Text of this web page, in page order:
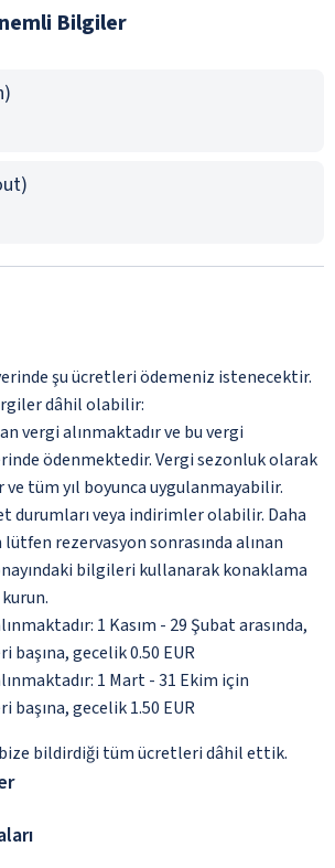
Bilgiler
şu ücretleri ödemeniz istenecektir.
dâhil olabilir:
vergi alınmaktadır ve bu vergi
ödenmektedir. Vergi sezonluk olarak
tüm yıl boyunca uygulanmayabilir.
durumları veya indirimler olabilir. Daha
rezervasyon sonrasında alınan
bilgileri kullanarak konaklama
1 Kasım - 29 Şubat arasında,
başına, gecelik 0.50 EUR
1 Mart - 31 Ekim için
başına, gecelik 1.50 EUR
bildirdiği tüm ücretleri dâhil ettik.